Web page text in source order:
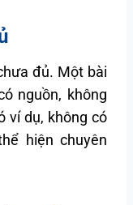
đủ. Một bài
nguồn, không
ví dụ, không có
hiện chuyên